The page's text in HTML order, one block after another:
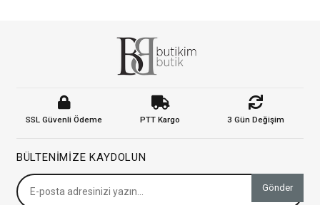
SSL Güvenli Ödeme PTT Kargo 3 Gün Değişim
BÜLTENIMIZE KAYDOLUN
Gönder